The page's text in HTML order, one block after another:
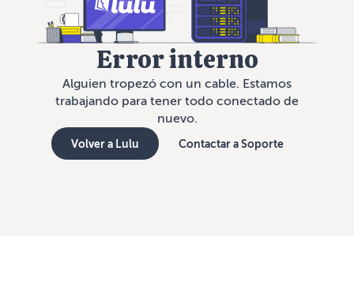
Error interno
Alguien tropezó con un cable. Estamos
trabajando para tener todo conectado de
nuevo.
Volver a Lulu Contactar a Soporte